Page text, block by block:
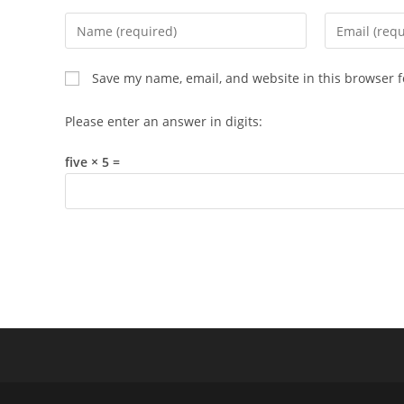
Enter
your
name
or
username
comment
Enter
your
Save my name, email, and website in this browser
Please enter an answer in digits:
five × 5 =